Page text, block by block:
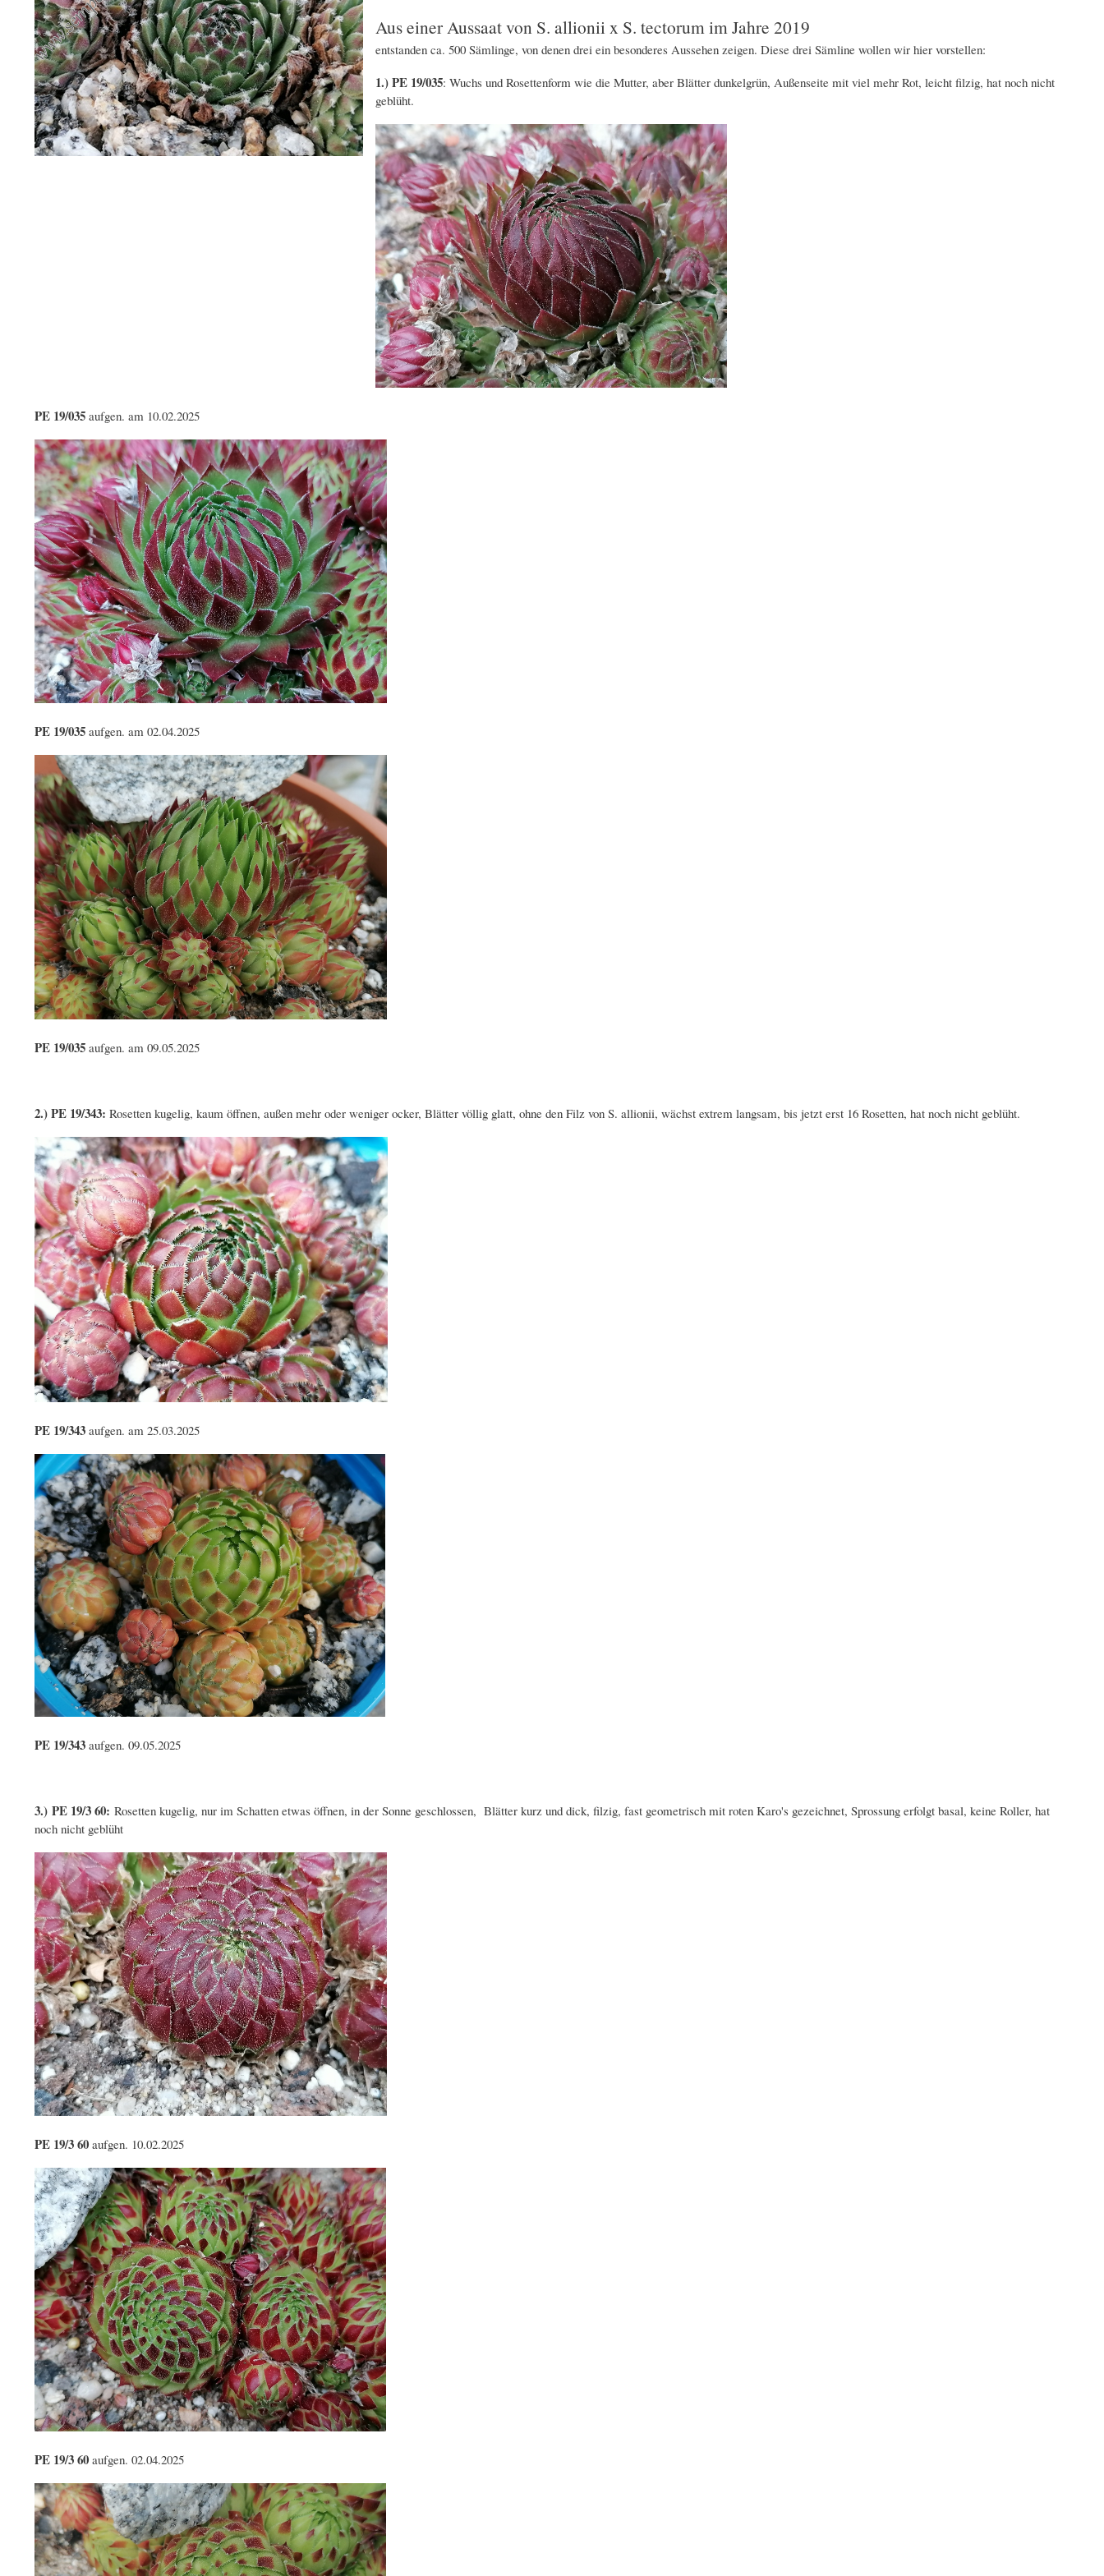
Aus einer Aussaat von S. allionii x S. tectorum im Jahre 2019
entstanden ca. 500 Sämlinge, von denen drei ein besonderes Aussehen zeigen. Diese drei Sämline wollen wir hier vorstellen:
1.) PE 19/035: Wuchs und Rosettenform wie die Mutter, aber Blätter dunkelgrün, Außenseite mit viel mehr Rot, leicht filzig, hat noch nicht
geblüht.
PE 19/035 aufgen. am 10.02.2025
PE 19/035 aufgen. am 02.04.2025
PE 19/035 aufgen. am 09.05.2025
2.) PE 19/343: Rosetten kugelig, kaum öffnen, außen mehr oder weniger ocker, Blätter völlig glatt, ohne den Filz von S. allionii, wächst extrem langsam, bis jetzt erst 16 Rosetten, hat noch nicht geblüht.
PE 19/343 aufgen. am 25.03.2025
PE 19/343 aufgen. 09.05.2025
3.) PE 19/3 60: Rosetten kugelig, nur im Schatten etwas öffnen, in der Sonne geschlossen, Blätter kurz und dick, filzig, fast geometrisch mit roten Karo's gezeichnet, Sprossung erfolgt basal, keine Roller, hat
noch nicht geblüht
PE 19/3 60 aufgen. 10.02.2025
PE 19/3 60 aufgen. 02.04.2025